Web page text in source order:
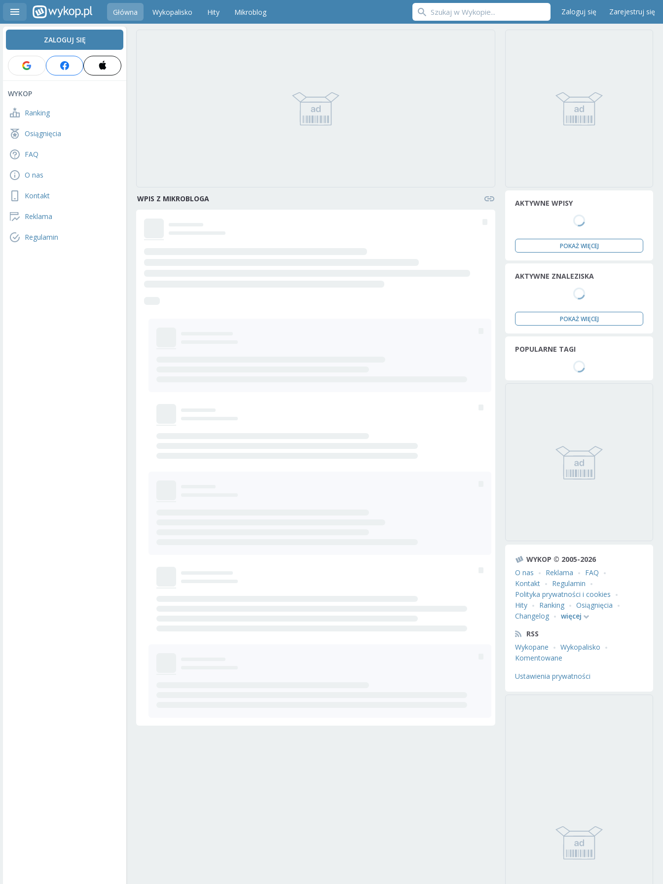
Główna Wykopalisko Hity Mikroblog Zaloguj się Zarejestruj się
ZALOGUJ SIĘ
WYKOP
Ranking
Osiągnięcia
FAQ
O nas
Kontakt
Reklama
Regulamin
WPIS Z MIKROBLOGA AKTYWNE WPISY
POKAŻ WIĘCEJ
AKTYWNE ZNALEZISKA
POKAŻ WIĘCEJ
POPULARNE TAGI
WYKOP © 2005-2026
O nas
Reklama
FAQ
Kontakt
Regulamin
Polityka prywatności i cookies
Hity
Ranking
Osiągnięcia
Changelog
więcej
RSS
Wykopane
Wykopalisko
Komentowane
Ustawienia prywatności